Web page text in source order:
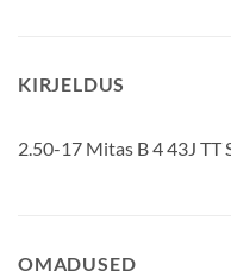
KIRJELDUS
2.50-17 Mitas B 4 43J TT
OMADUSED